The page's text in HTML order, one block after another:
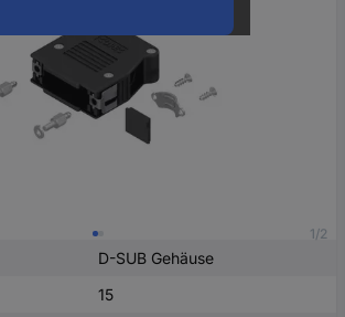
1/2
D-SUB Gehäuse
15